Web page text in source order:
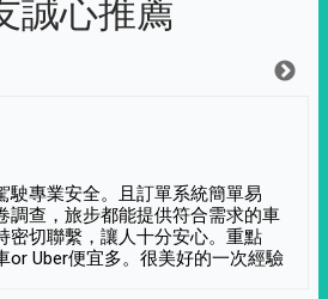
誠心推薦
駛專業安全。且訂單系統簡單易
調查，旅步都能提供符合需求的車
密切聯繫，讓人十分安心。重點
or Uber便宜多。很美好的一次經驗